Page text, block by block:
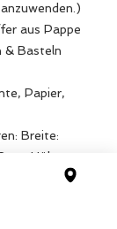
aus Pappe
& Basteln
Papier,
Breite:
Höhe: